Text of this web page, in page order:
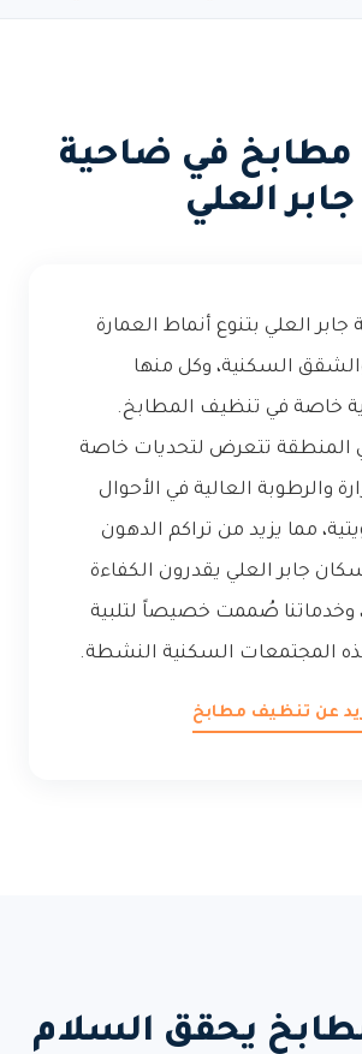
في ضاحية
جابر العلي
جابر العلي بتنوع أنماط العمارة
السكنية، وكل منها
خاصة في تنظيف المطابخ.
المنطقة تتعرض لتحديات خاصة
والرطوبة العالية في الأحوال
مما يزيد من تراكم الدهون
جابر العلي يقدرون الكفاءة
وخدماتنا صُممت خصيصاً لتلبية
المجتمعات السكنية النشطة.
عن تنظيف مطابخ
يحقق السلام